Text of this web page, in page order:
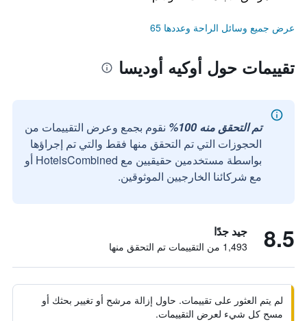
عرض جميع وسائل الراحة وعددها 65
تقييمات حول أوكيه أوديسا
تم التحقق منه 100%
نقوم بجمع وعرض التقييمات من
الحجوزات التي تم التحقق منها فقط والتي تم إجراؤها
بواسطة مستخدمين حقيقيين مع HotelsCombined أو
مع شركائنا الخارجيين الموثوقين.
8.5 جيد جدًا
1,493 من التقييمات تم التحقق منها
لم يتم العثور على تقييمات. حاول إزالة مرشح أو تغيير بحثك أو
مسح كل شيء لعرض التقييمات.